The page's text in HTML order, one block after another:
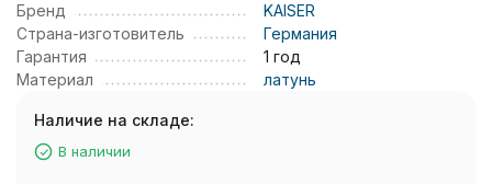
Бренд
KAISER
Страна-изготовитель
Германия
Гарантия
1 год
Материал
латунь
Наличие на складе:
В наличии